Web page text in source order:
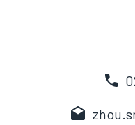
call
drafts